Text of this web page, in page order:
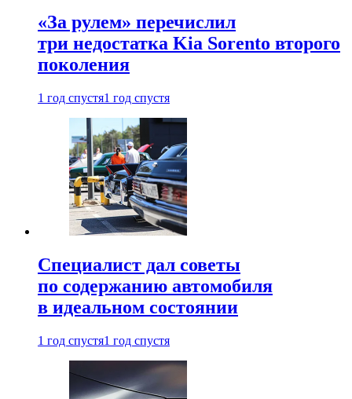
«За рулем» перечислил
три недостатка Kia Sorento второго
поколения
1 год спустя1 год спустя
Специалист дал советы
по содержанию автомобиля
в идеальном состоянии
1 год спустя1 год спустя